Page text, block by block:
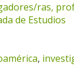
ras,
de Estudios
,